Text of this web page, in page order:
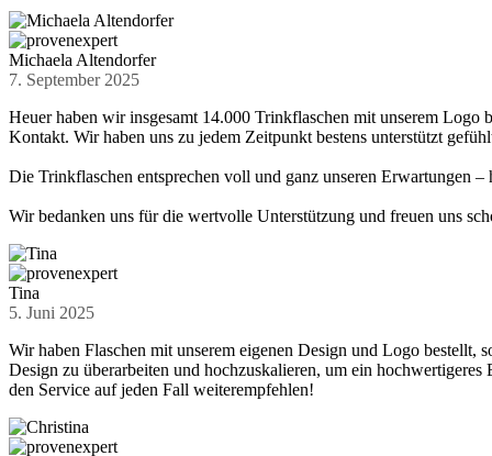
Michaela Altendorfer
7. September 2025
Heuer haben wir insgesamt 14.000 Trinkflaschen mit unserem
Kontakt. Wir haben uns zu jedem Zeitpunkt bestens unterstützt
Die Trinkflaschen entsprechen voll und ganz unseren Erwartungen
Wir bedanken uns für die wertvolle Unterstützung und freuen uns
Tina
5. Juni 2025
Wir haben Flaschen mit unserem eigenen Design und Logo bestellt,
Design zu überarbeiten und hochzuskalieren, um ein
den Service auf jeden Fall weiterempfehlen!